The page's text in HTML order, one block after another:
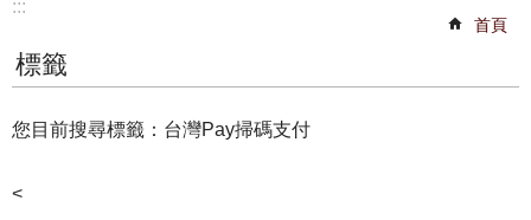
:::
首頁
標籤
您目前搜尋標籤：台灣Pay掃碼支付
<